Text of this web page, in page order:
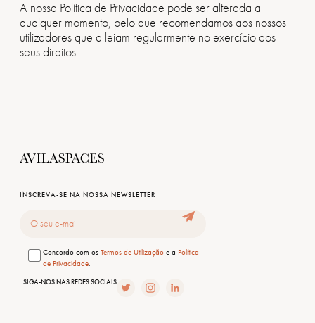
A nossa Política de Privacidade pode ser alterada a
qualquer momento, pelo que recomendamos aos nossos
utilizadores que a leiam regularmente no exercício dos
seus direitos.
INSCREVA-SE NA NOSSA NEWSLETTER
Consentimento
Concordo com os Termos de Utilização e a Política
de Privacidade.
SIGA-NOS NAS REDES SOCIAIS